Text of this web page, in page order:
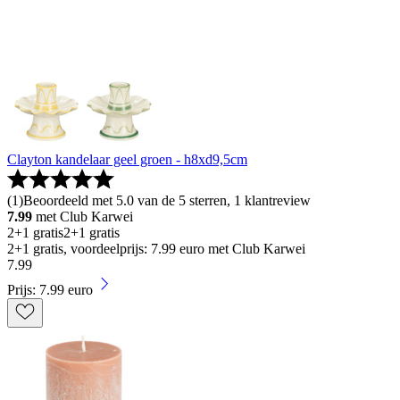
Clayton kandelaar geel groen - h8xd9,5cm
(1)Beoordeeld met 5.0 van de 5 sterren, 1 klantreview
7.99 met Club Karwei
2+1 gratis2+1 gratis
2+1 gratis, voordeelprijs: 7.99 euro met Club Karwei
7.99
Prijs: 7.99 euro